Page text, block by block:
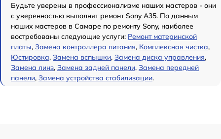
Будьте уверены в профессионализме наших мастеров - они
с уверенностью выполнят ремонт Sony A35. По данным
наших мастеров в Самаре по ремонту Sony, наиболее
востребованы следующие услуги: Ремонт материнской
платы, Замена контроллера питания, Комплексная чистка,
Юстировка, Замена вспышки, Замена диска управления,
Замена линз, Замена задней панели, Замена передней
панели, Замена устройства стабилизации.